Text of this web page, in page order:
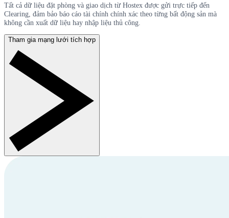
Tất cả dữ liệu đặt phòng và giao dịch từ Hostex được gửi trực tiếp đến
Clearing, đảm bảo báo cáo tài chính chính xác theo từng bất động sản mà
không cần xuất dữ liệu hay nhập liệu thủ công.
Tham gia mạng lưới tích hợp